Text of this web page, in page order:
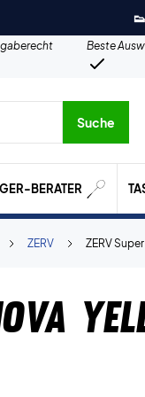
Beste
Suche
BERATER
ZERV
ZERV